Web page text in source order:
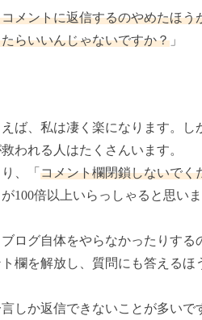
メントに返信するのやめたほう
らいいんじゃないですか？ 」
ば、私は凄く楽になります。し
われる人はたくさんいます。
、「 コメント欄閉鎖しないでく
100倍以上いらっしゃると思いま
ログ自体をやらなかったりする
欄を解放し、質問にも答えるほ
しか返信できないことが多いで